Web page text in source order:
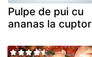
Pulpe de pui cu
ananas la cuptor